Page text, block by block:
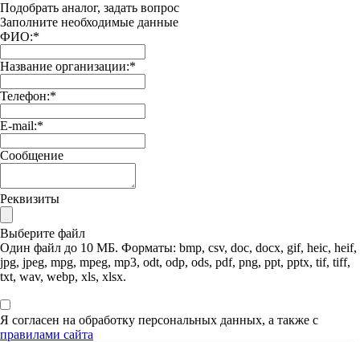
Подобрать аналог, задать вопрос
Заполните необходимые данные
ФИО:*
Название организации:*
Телефон:*
E-mail:*
Сообщение
Реквизиты
Выберите файл
Один файл до 10 МБ. Форматы: bmp, csv, doc, docx, gif, heic, heif,
jpg, jpeg, mpg, mpeg, mp3, odt, odp, ods, pdf, png, ppt, pptx, tif, tiff,
txt, wav, webp, xls, xlsx.
Я согласен на обработку персональных данных, а также с
правилами сайта